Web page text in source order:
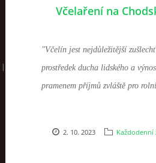
|
Včelaření na
"Včelín jest nejdůležitější
prostředek ducha lidského a
pramenem příjmů zvláště pro
2. 10. 2023 Každodenní